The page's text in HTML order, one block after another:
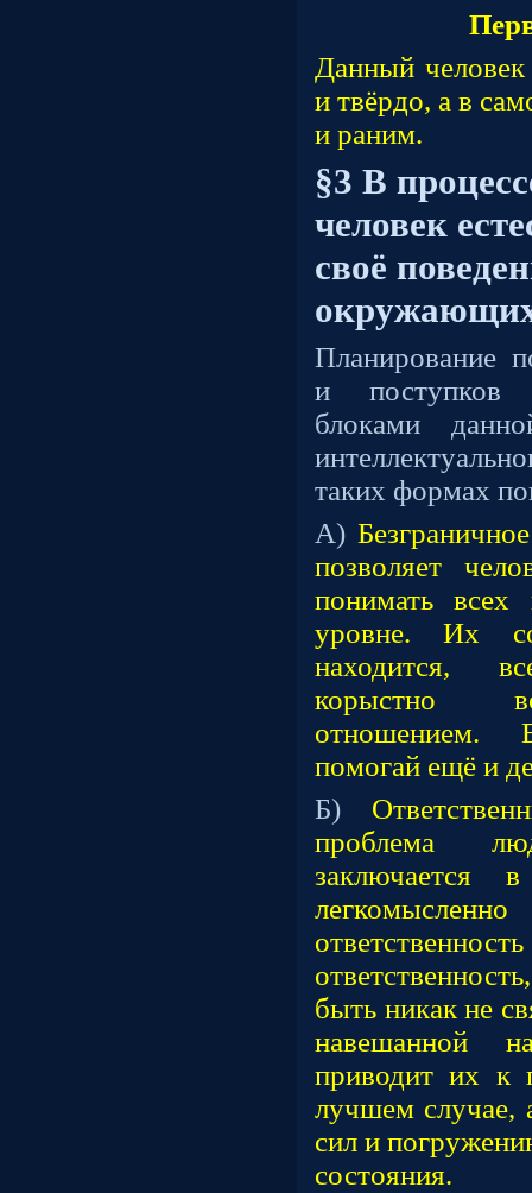
Данный человек
и твёрдо, а в
и раним.
§3 В
человек
своё
Планирование
и поступков
блоками
таких формах
А)
позволяет
понимать
уровне. Их
находится,
корыстно
отношением.
помогай ещё и
Б)
проблема
быть никак не
навешанной
приводит их к
лучшем
сил и
состояния.